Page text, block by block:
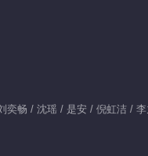
奕畅 / 沈瑶 / 是安 / 倪虹洁 /